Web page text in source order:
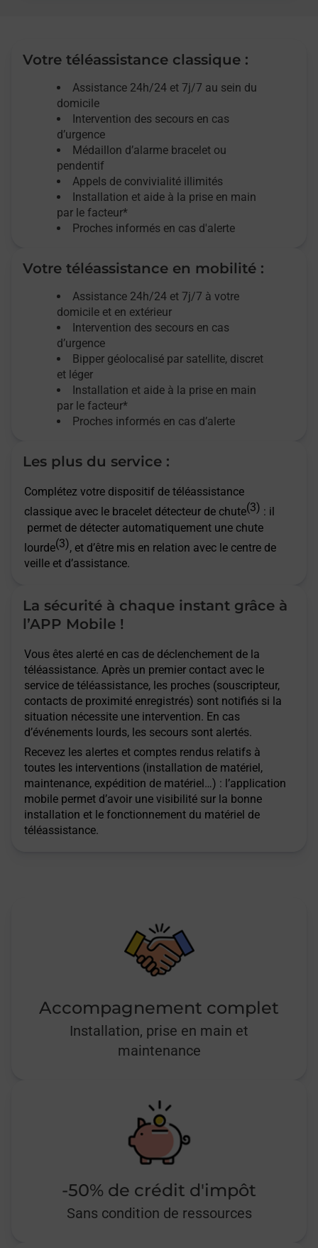
Votre téléassistance classique :
Assistance 24h/24 et 7j/7 au sein du
domicile
Intervention des secours en cas
d’urgence
Médaillon d’alarme bracelet ou
pendentif
Appels de convivialité illimités
Installation et aide à la prise en main
par le facteur*
Proches informés en cas d'alerte
Votre téléassistance en mobilité :
Assistance 24h/24 et 7j/7 à votre
domicile et en extérieur
Intervention des secours en cas
d’urgence
Bipper géolocalisé par satellite, discret
et léger
Installation et aide à la prise en main
par le facteur*
Proches informés en cas d’alerte
Les plus du service :
Complétez votre dispositif de téléassistance
classique avec le bracelet détecteur de chute(3) : il
permet de détecter automatiquement une chute
lourde(3), et d’être mis en relation avec le centre de
veille et d’assistance.
La sécurité à chaque instant grâce à
l’APP Mobile !
Vous êtes alerté en cas de déclenchement de la
téléassistance. Après un premier contact avec le
service de téléassistance, les proches (souscripteur,
contacts de proximité enregistrés) sont notifiés si la
situation nécessite une intervention. En cas
d’événements lourds, les secours sont alertés.
Recevez les alertes et comptes rendus relatifs à
toutes les interventions (installation de matériel,
maintenance, expédition de matériel…) : l’application
mobile permet d’avoir une visibilité sur la bonne
installation et le fonctionnement du matériel de
téléassistance.
Accompagnement complet
Installation, prise en main et
maintenance
-50% de crédit d'impôt
Sans condition de ressources